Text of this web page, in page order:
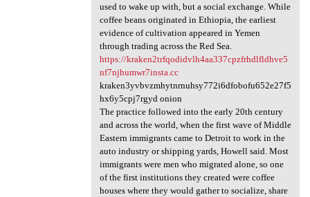
used to wake up with, but a social exchange. While
coffee beans originated in Ethiopia, the earliest
evidence of cultivation appeared in Yemen
through trading across the Red Sea.
https://kraken2trfqodidvlh4aa337cpzfrhdlfldhve5
nf7njhumwr7insta.cc
kraken3yvbvzmhytnrnuhsy772i6dfobofu652e27f5
hx6y5cpj7rgyd onion
The practice followed into the early 20th century
and across the world, when the first wave of Middle
Eastern immigrants came to Detroit to work in the
auto industry or shipping yards, Howell said. Most
immigrants were men who migrated alone, so one
of the first institutions they created were coffee
houses where they would gather to socialize, share